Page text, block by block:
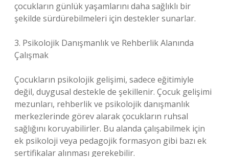
çocukların günlük yaşamlarını daha sağlıklı bir
şekilde sürdürebilmeleri için destekler sunarlar.
3. Psikolojik Danışmanlık ve Rehberlik Alanında
Çalışmak
Çocukların psikolojik gelişimi, sadece eğitimiyle
değil, duygusal destekle de şekillenir. Çocuk gelişimi
mezunları, rehberlik ve psikolojik danışmanlık
merkezlerinde görev alarak çocukların ruhsal
sağlığını koruyabilirler. Bu alanda çalışabilmek için
ek psikoloji veya pedagojik formasyon gibi bazı ek
sertifikalar alınması gerekebilir.